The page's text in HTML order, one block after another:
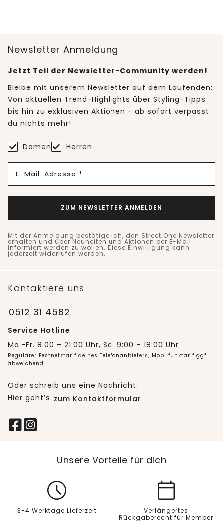
Newsletter Anmeldung
Jetzt Teil der Newsletter-Community werden!
Bleibe mit unserem Newsletter auf dem Laufenden:
Von aktuellen Trend-Highlights über Styling-Tipps
bis hin zu exklusiven Aktionen - ab sofort verpasst
du nichts mehr!
Damen Herren
E-Mail-Adresse *
ZUM NEWSLETTER ANMELDEN
Mit der Anmeldung bestätige ich, den Street One Newsletter
erhalten und über Neuheiten und Aktionen per E-Mail
informiert werden zu wollen. Diese Einwilligung kann
jederzeit widerrufen werden.
Kontaktiere uns
0512 31 4582
Service Hotline
Mo.-Fr. 8:00 – 21:00 Uhr, Sa. 9:00 – 18:00 Uhr
Regulärer Festnetztarif deines Telefonanbieters, Mobilfunktarif ggf.
abweichend.
Oder schreib uns eine Nachricht:
Hier geht’s zum Kontaktformular
Unsere Vorteile für dich
3-4 Werktage Lieferzeit
Verlängertes
Rückgaberecht für Member